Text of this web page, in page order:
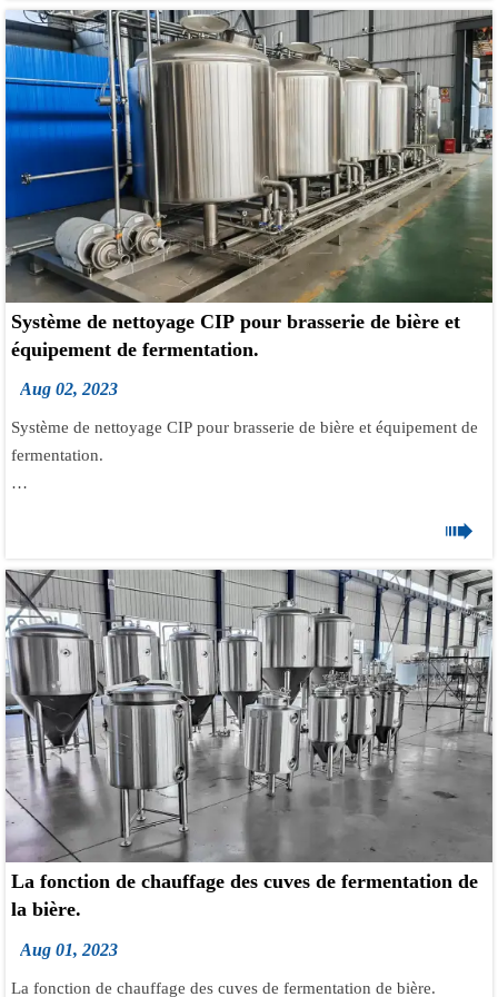
processus.
Action mécanique : les mouvements mécaniques tels que la
circulation, l'agitation, etc., peuvent renforcer le contact entre les
levures. cellules et moût, et accélère la fermentation. Espèces de
levure. La vitesse de fermentation est également une caractéristique
génétique de chaque espèce de levure, et la vitesse de fermentation
des différentes espèces de levure est également différente. pression.
Pendant la fermentation, si la pression est élevée, cela ralentira la
prolifération des levures et la fermentation, et modifiera la formation
et la teneur en sous-produits de fermentation.
Système de nettoyage CIP pour brasserie de bière et
équipement de fermentation.
Aug 02, 2023
Système de nettoyage CIP pour brasserie de bière et équipement de
fermentation.
Réservoir de produits caustiques et réservoir d'eau chaude avec
chauffage appareil, chauffage à vapeur ou électrique en option.
Réservoir de produits caustiques, réservoir d'acide, armoire de
commande CIP et vannes, raccords et toutes les pièces complets
sont des pièces nécessaires pour le système de brasserie CIP.
Réservoir de stérilisation et eau chaude Les réservoirs sont en
option selon la demande spéciale du client. Système de nettoyage
CIP portable de 100 L, 200 L avec roues.

La fonction de chauffage des cuves de fermentation de
la bière.
Aug 01, 2023
La fonction de chauffage des cuves de fermentation de bière.